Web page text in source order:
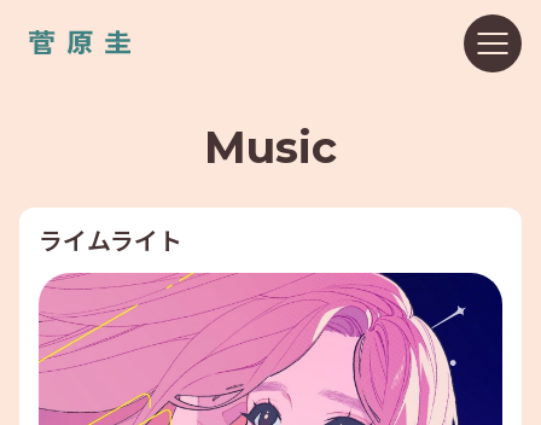
Music
ライムライト